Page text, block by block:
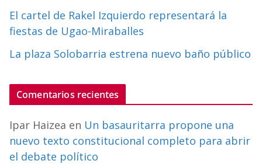
El cartel de Rakel Izquierdo representará la
fiestas de Ugao-Miraballes
La plaza Solobarria estrena nuevo baño público
Comentarios recientes
Ipar Haizea en Un basauritarra propone una
nuevo texto constitucional completo para abrir
el debate político